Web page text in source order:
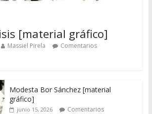
[material gráfico]
Massiel Pirela
Comentarios
Modesta Bor Sánchez [material
gráfico]
junio 15, 2026
Comentarios